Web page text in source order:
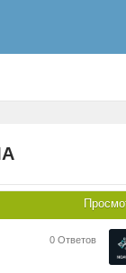
0 Ответов